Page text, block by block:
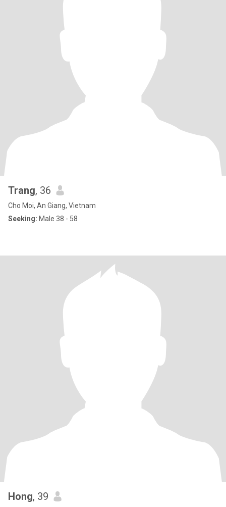
Trang, 36
Cho Moi, An Giang, Vietnam
Seeking: Male 38 - 58
Hong, 39